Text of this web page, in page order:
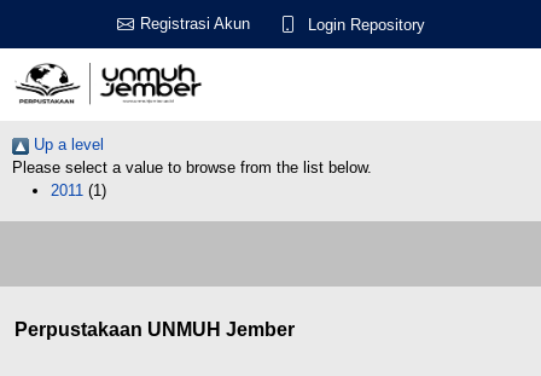
Registrasi Akun Login Repository
Up a level
Please select a value to browse from the list below.
2011 (1)
Perpustakaan UNMUH Jember